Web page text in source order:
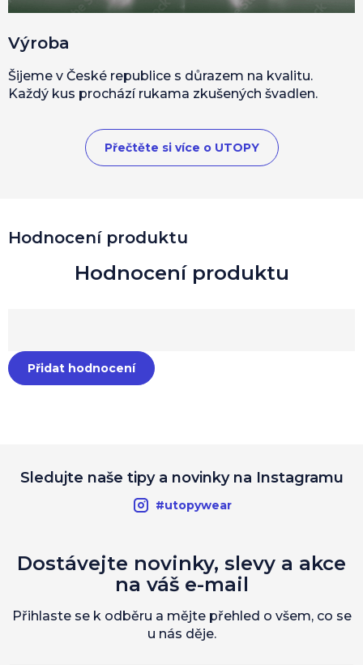
Hodnocení produktu
Přidat hodnocení
Výroba
Šijeme v České republice s důrazem na kvalitu.
Každý kus prochází rukama zkušených švadlen.
Přečtěte si více o UTOPY
Sledujte naše tipy a novinky na Instagramu
#utopywear
Dostávejte novinky, slevy a akce
na váš e-mail
Přihlaste se k odběru a mějte přehled o všem, co se
u nás děje.